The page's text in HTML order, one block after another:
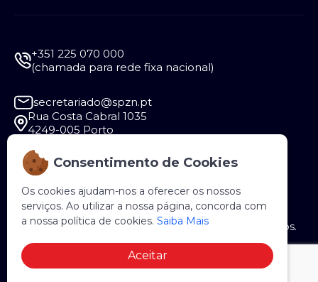
Consentimento de Cookies
Os cookies ajudam-nos a oferecer os nossos
serviços. Ao utilizar a nossa página, concorda com
a nossa política de cookies. Saiba Mais
Aceitar
+351 225 070 000
(chamada para rede fixa nacional)
secretariado@spzn.pt
Rua Costa Cabral 1035
4249-005 Porto
Segunda a Sexta - 9:30 às 12:30 e das 14:00 às
18:00
Copyright © 2026 SPZN. Todos os direitos reservados.